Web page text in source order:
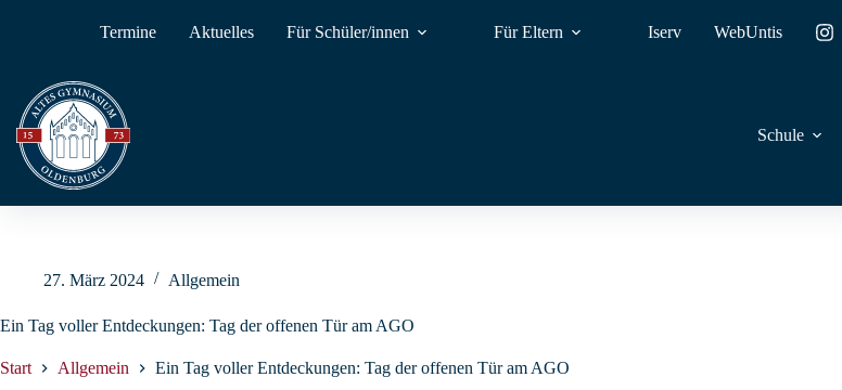
Termine Aktuelles Für Schüler/innen Für Eltern Iserv WebUntis
Schule
27. März 2024 Allgemein
Ein Tag voller Entdeckungen: Tag der offenen Tür am AGO
Start Allgemein Ein Tag voller Entdeckungen: Tag der offenen Tür am AGO